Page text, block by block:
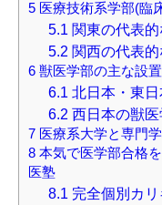
5 医療技術系学部(臨
5.1 関東の代表
5.2 関西の代表
6 獣医学部の主な設
6.1 北日本・東
6.2 西日本の獣医
7 医療系大学と専門
8 本気で医学部合格
医塾
8.1 完全個別カ